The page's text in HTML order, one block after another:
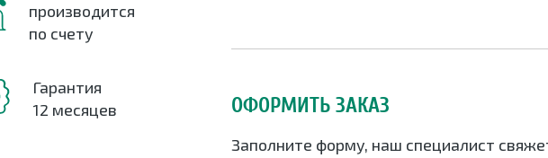
ОФОРМИТЬ ЗАКАЗ
Заполните форму, наш специалист
производится
по счету
Гарантия
12 месяцев